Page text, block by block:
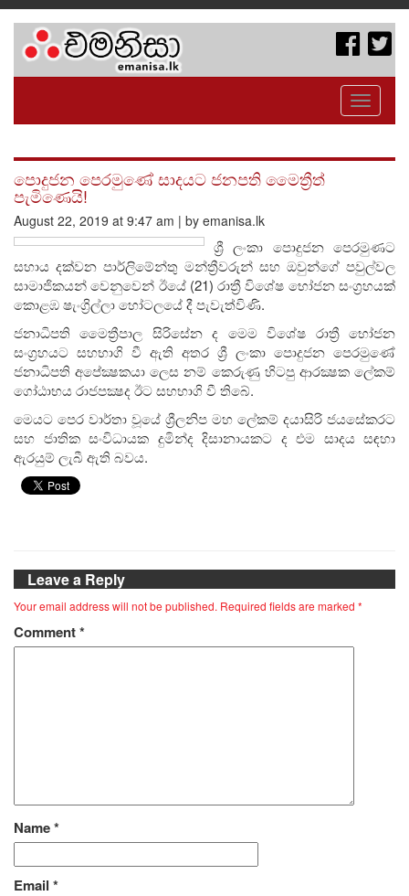
Toggle
පොදුජන පෙරමුණේ සාදයට ජනපති මෛත්‍රීත්
පැමිණෙයි!
August 22, 2019 at 9:47 am | by emanisa.lk
ශ්‍රී ලංකා පොදුජන පෙරමුණට
සහාය දක්වන පාර්ලිමේන්තු මන්ත්‍රීවරුන් සහ ඔවුන්ගේ පවුල්වල
සාමාජිකයන් වෙනුවෙන් ඊයේ (21) රාත්‍රී විශේෂ භෝජන සංග‍්‍රහයක්
කොළඹ ෂැංග්‍රිල්ලා හෝටලයේ දී පැවැත්විණි.
ජනාධිපති මෛත්‍රීපාල සිරිසේන ද මෙම විශේෂ රාත්‍රී භෝජන
සංග‍්‍රහයට සහභාගි වී ඇති අතර ශ්‍රී ලංකා පොදුජන පෙරමුණේ
ජනාධිපති අපේක්‍ෂකයා ලෙස නම් කෙරුණු හිටපු ආරක්‍ෂක ලේකම්
ගෝඨාභය රාජපක්‍ෂද ඊට සහභාගි වී තිබේ.
මෙයට පෙර වාර්තා වූයේ ශ්‍රීලනිප මහ ලේකම් දයාසිරි ජයසේකරට
සහ ජාතික සංවිධායක දුමින්ද දිසානායකට ද එම සාදය සඳහා
ඇරයුම් ලැබී ඇති බවය.
Leave a Reply
Your email address will not be published. Required fields are marked *
Comment*
Name*
Email *